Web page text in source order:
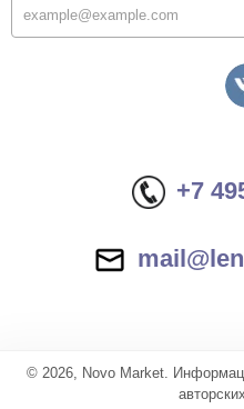
+7
© 2026, Novo Market.